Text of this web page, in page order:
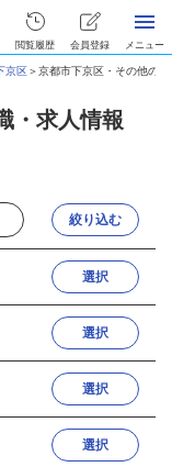
閲覧履歴 会員登録 メニュー
京区＞京都市下京区・その他の
・求人情報
絞り込む
選択
選択
選択
選択